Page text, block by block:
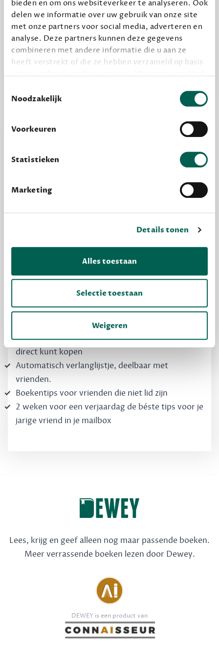
bieden en om ons websiteverkeer te analyseren. Ook
delen we informatie over uw gebruik van onze site
met onze partners voor social media, adverteren en
analyse. Deze partners kunnen deze gegevens
combineren met andere informatie die u aan ze
heeft verstrekt of die ze hebben verzameld op basis
grondslag gebeurt, en er niet onnodig data van je
wordt verwerkt. Gevoelige persoonsgegevens delen
Noodzakelijk
Voorkeuren
Statistieken
Marketing
Details tonen
Alles toestaan
Selectie toestaan
Weigeren
Alles van Dewey Free
Word een bovengemiddelde lezer met 6 boeken
per jaar
Vooraf een tipje van de sluier, zodat je kunt
Dewey Free
Krijg boekentips, persoonlijk voor jou en je
vrienden. Krijg én geef betere cadeaus.
Schrijf nu gratis in
Boekentips, speciaal voor jouw smaak, die je
direct kunt kopen
Automatisch verlanglijstje, deelbaar met
vrienden.
Boekentips voor vrienden die niet lid zijn
2 weken voor een verjaardag de béste tips voor je
jarige vriend in je mailbox
Lees, krijg en geef alleen nog maar passende boeken.
Meer verrassende boeken lezen door Dewey.
DEWEY is een product van